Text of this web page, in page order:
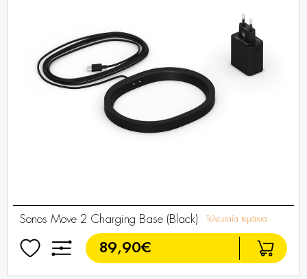
Sonos Move 2 Charging Base (Black) Τελευταία τεμάχια
89,90€